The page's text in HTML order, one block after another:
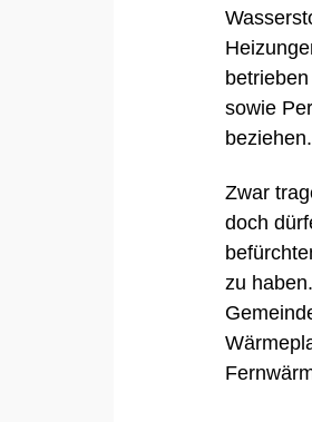
sowie
beziehen.
Zwar
doch
zu